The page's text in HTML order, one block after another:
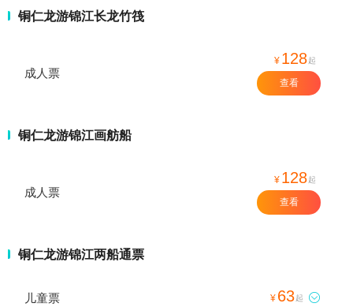
铜仁龙游锦江长龙竹筏
成人票
¥ 128起
查看
铜仁龙游锦江画舫船
成人票
¥ 128起
查看
铜仁龙游锦江两船通票
儿童票 ¥ 63起 